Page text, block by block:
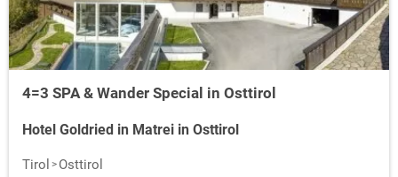
4=3 SPA & Wander Special in Osttirol
Hotel Goldried in Matrei in Osttirol
Tirol
Osttirol